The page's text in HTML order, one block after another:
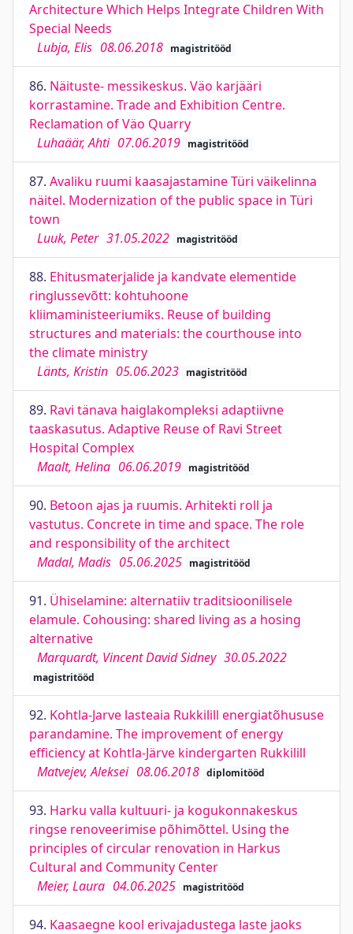
Architecture Which Helps Integrate Children With
Special Needs
Lubja, Elis 08.06.2018 magistritööd
86. Näituste- messikeskus. Väo karjääri
korrastamine. Trade and Exhibition Centre.
Reclamation of Väo Quarry
Luhaäär, Ahti 07.06.2019 magistritööd
87. Avaliku ruumi kaasajastamine Türi väikelinna
näitel. Modernization of the public space in Türi
town
Luuk, Peter 31.05.2022 magistritööd
88. Ehitusmaterjalide ja kandvate elementide
ringlussevõtt: kohtuhoone
kliimaministeeriumiks. Reuse of building
structures and materials: the courthouse into
the climate ministry
Länts, Kristin 05.06.2023 magistritööd
89. Ravi tänava haiglakompleksi adaptiivne
taaskasutus. Adaptive Reuse of Ravi Street
Hospital Complex
Maalt, Helina 06.06.2019 magistritööd
90. Betoon ajas ja ruumis. Arhitekti roll ja
vastutus. Concrete in time and space. The role
and responsibility of the architect
Madal, Madis 05.06.2025 magistritööd
91. Ühiselamine: alternatiiv traditsioonilisele
elamule. Cohousing: shared living as a hosing
alternative
Marquardt, Vincent David Sidney 30.05.2022
magistritööd
92. Kohtla-Jarve lasteaia Rukkilill energiatõhususe
parandamine. The improvement of energy
efficiency at Kohtla-Järve kindergarten Rukkilill
Matvejev, Aleksei 08.06.2018 diplomitööd
93. Harku valla kultuuri- ja kogukonnakeskus
ringse renoveerimise põhimõttel. Using the
principles of circular renovation in Harkus
Cultural and Community Center
Meier, Laura 04.06.2025 magistritööd
94. Kaasaegne kool erivajadustega laste jaoks